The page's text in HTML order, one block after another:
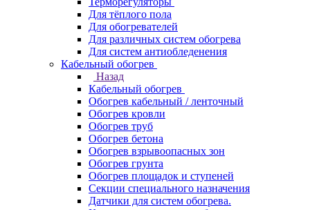
Для тёплого пола
Для обогревателей
Для различных систем обогрева
Для систем антиобледенения
Кабельный обогрев
Назад
Кабельный обогрев
Обогрев кабельный / ленточный
Обогрев кровли
Обогрев труб
Обогрев бетона
Обогрев взрывоопасных зон
Обогрев грунта
Обогрев площадок и ступеней
Секции специального назначения
Датчики для систем обогрева.